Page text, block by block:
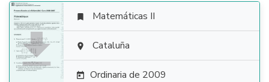

 Matemáticas II
 Cataluña
 Ordinaria de 2009